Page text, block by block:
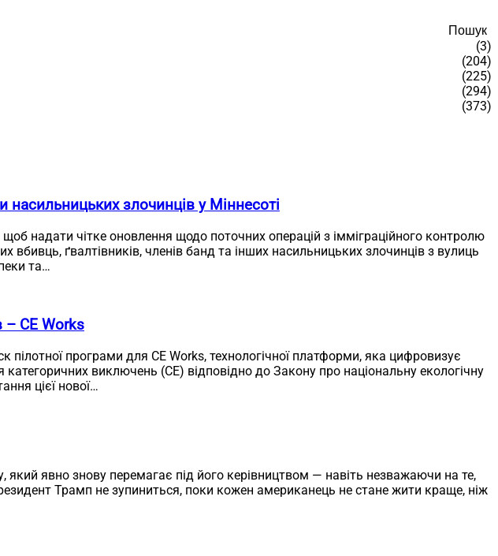
Пошук
(3)
(204)
(225)
(294)
(373)
злочинців у Міннесоті
надати чітке оновлення щодо поточних операцій з імміграційного контролю
вбивць, ґвалтівників, членів банд та інших насильницьких злочинців з вулиць
та…
– CE Works
пілотної програми для CE Works, технологічної платформи, яка цифровизує
виключень (CE) відповідно до Закону про національну екологічну
цієї нової…
явно знову перемагає під його керівництвом — навіть незважаючи на те,
Трамп не зупиниться, поки кожен американець не стане жити краще, ніж